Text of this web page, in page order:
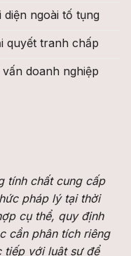
diện ngoài tố tụng
quyết tranh chấp
vấn doanh nghiệp
tính chất cung cấp
pháp lý tại thời
cụ thể, quy định
cần phân tích riêng
tiếp với luật sư để